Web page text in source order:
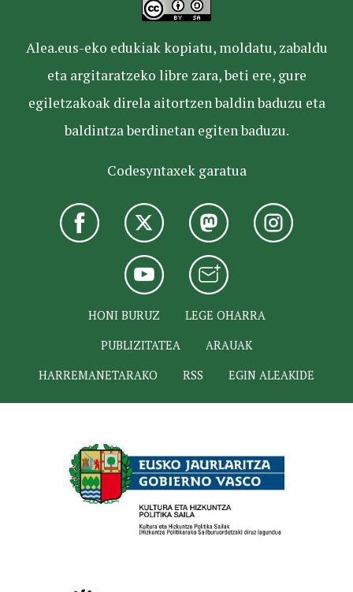
Alea.eus-eko edukiak kopiatu, moldatu, zabaldu
eta argitaratzeko libre zara, beti ere, gure
egiletzakoak direla aitortzen baldin baduzu eta
baldintza berdinetan egiten baduzu.
Codesyntaxek garatua
HONI BURUZ
LEGE OHARRA
PUBLIZITATEA
ARAUAK
HARREMANETARAKO
RSS EGIN ALEAKIDE